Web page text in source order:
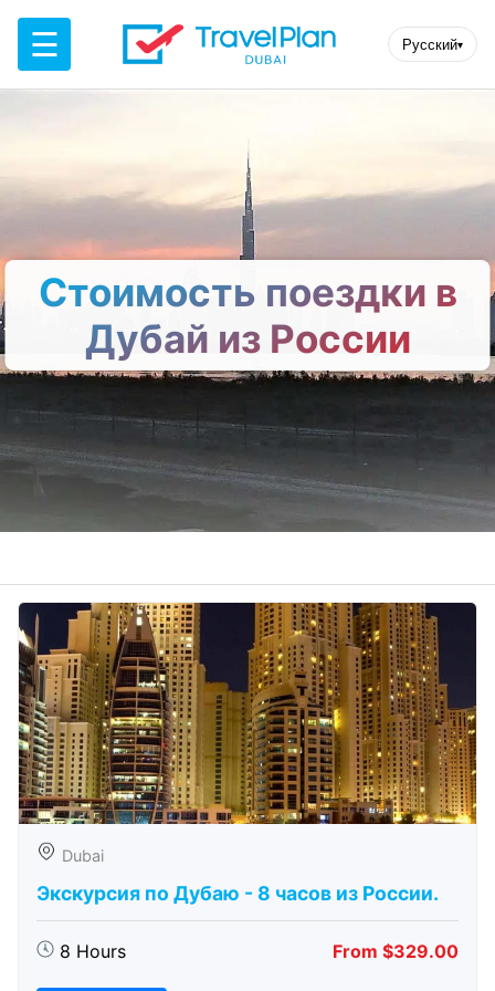
☰ Русский▾
Стоимость поездки в
Дубай из России
Dubai
Экскурсия по Дубаю - 8 часов из России.
8 Hours From $329.00